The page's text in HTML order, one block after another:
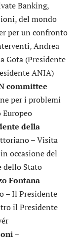
Banking,
del mondo
per un confronto
Andrea
Gota (Presidente
ANIA)
committee
per i problemi
della
– Visita
occasione del
dello Stato
Fontana
– Il Presidente
il Presidente
–